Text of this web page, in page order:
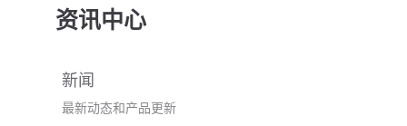
资讯中心
新闻
最新动态和产品更新